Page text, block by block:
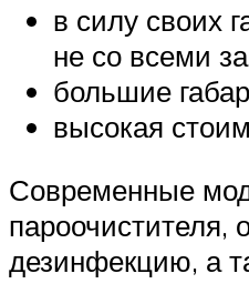
в силу своих
не со всеми
большие
высокая
Современные
пароочистителя,
дезинфекцию, а